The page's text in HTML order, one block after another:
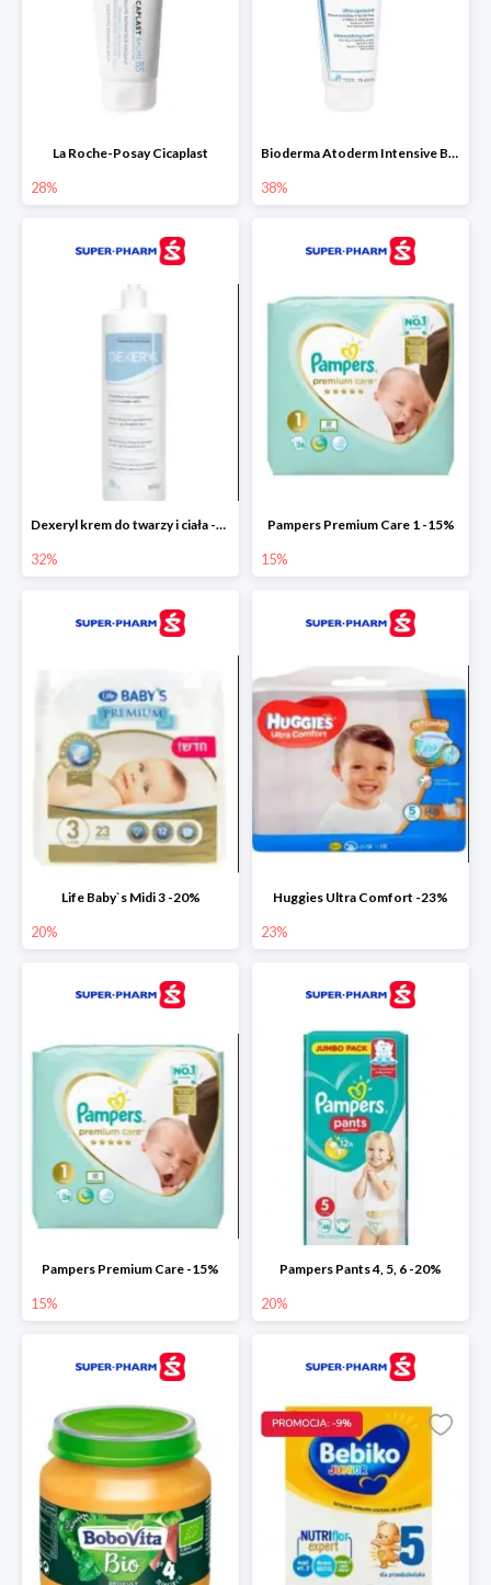
La Roche-Posay Cicaplast
28%
Bioderma Atoderm Intensive Baume
38%
Dexeryl krem do twarzy i ciała -32%
32%
Pampers Premium Care 1 -15%
15%
Life Baby`s Midi 3 -20%
20%
Huggies Ultra Comfort -23%
23%
Pampers Premium Care -15%
15%
Pampers Pants 4, 5, 6 -20%
20%